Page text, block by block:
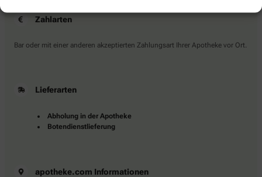
Zahlarten
Bar oder mit einer anderen akzeptierten Zahlungsart Ihrer Apotheke vor Ort.
Lieferarten
Abholung in der Apotheke
Botendienstlieferung
apotheke.com Informationen